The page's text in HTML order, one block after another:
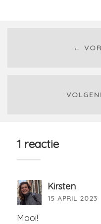
←
1 reactie
Kirsten
15 APRIL 2023
Mooi!